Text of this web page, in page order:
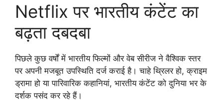
Netflix पर भारतीय कंटेंट का
बढ़ता दबदबा
पिछले कुछ वर्षों में भारतीय फिल्मों और वेब सीरीज ने वैश्विक स्तर
पर अपनी मजबूत उपस्थिति दर्ज कराई है। चाहे थ्रिलर हो, क्राइम
ड्रामा हो या पारिवारिक कहानियां, भारतीय कंटेंट को दुनिया भर के
दर्शक पसंद कर रहे हैं।